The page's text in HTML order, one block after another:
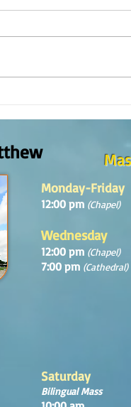
Monday-Friday
12:00 pm (Chapel)
Wednesday
12:00 pm (Chapel)
7:00 pm (Cathedral)
Saturday
Bilingual Mass